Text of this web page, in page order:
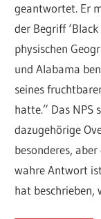
geantwortet. Er
der Begriff
physischen
und Alabama
seines
hatte.” Das NPS
dazugehörige
besonderes,
wahre Antwort
hat beschrieben,